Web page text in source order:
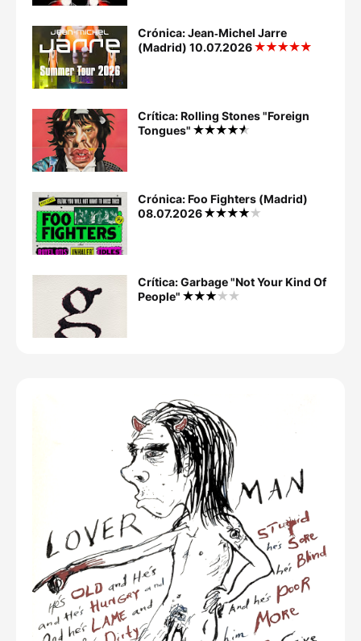
Crónica: Jean‐Michel Jarre
(Madrid) 10.07.2026
Crítica: Rolling Stones "Foreign
Tongues"
Crónica: Foo Fighters (Madrid)
08.07.2026
Crítica: Garbage "Not Your Kind Of
People"